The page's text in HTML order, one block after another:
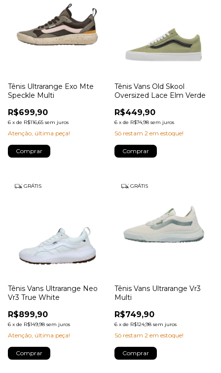
Tênis Ultrarange Exo Mte
Speckle Multi
R$699,90
6 x de R$116,65 sem juros
Atenção, última peça!
Comprar
Tênis Vans Old Skool
Oversized Lace Elm Verde
R$449,90
6 x de R$74,98 sem juros
Só restam 2 em estoque!
Comprar
GRÁTIS
Tênis Vans Ultrarange Neo
Vr3 True White
R$899,90
6 x de R$149,98 sem juros
Atenção, última peça!
Comprar
GRÁTIS
Tênis Vans Ultrarange Vr3
Multi
R$749,90
6 x de R$124,98 sem juros
Só restam 2 em estoque!
Comprar